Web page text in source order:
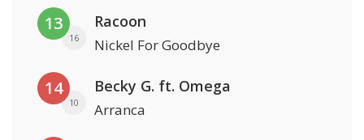
13
16
Racoon
Nickel For Goodbye
14
10
Becky G. ft. Omega
Arranca